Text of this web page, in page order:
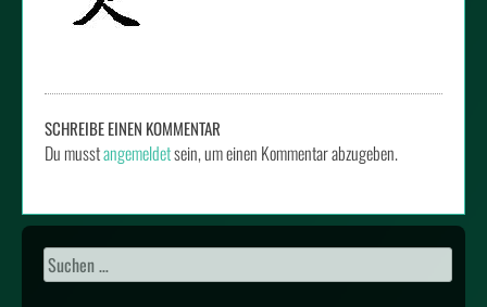
SCHREIBE EINEN KOMMENTAR
Du musstangemeldetsein, um einen Kommentar abzugeben.
Suchen
nach: